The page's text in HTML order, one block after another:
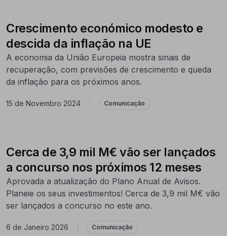
Crescimento económico modesto e
descida da inflação na UE
A economia da União Europeia mostra sinais de
recuperação, com previsões de crescimento e queda
da inflação para os próximos anos.
15 de Novembro 2024 Comunicação
Cerca de 3,9 mil M€ vão ser lançados
a concurso nos próximos 12 meses
Aprovada a atualização do Plano Anual de Avisos.
Planeie os seus investimentos! Cerca de 3,9 mil M€ vão
ser lançados a concurso no este ano.
6 de Janeiro 2026 Comunicação